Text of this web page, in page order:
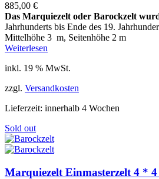
885,00 €
Das Marquiezelt oder Barockzelt
Jahrhunderts bis Ende des 19.
Mittelhöhe 3 m, Seitenhöhe 2 m
Weiterlesen
inkl. 19 % MwSt.
zzgl. Versandkosten
Lieferzeit: innerhalb 4 Wochen
Sold out
Marquiezelt Einmasterzelt 4 * 4